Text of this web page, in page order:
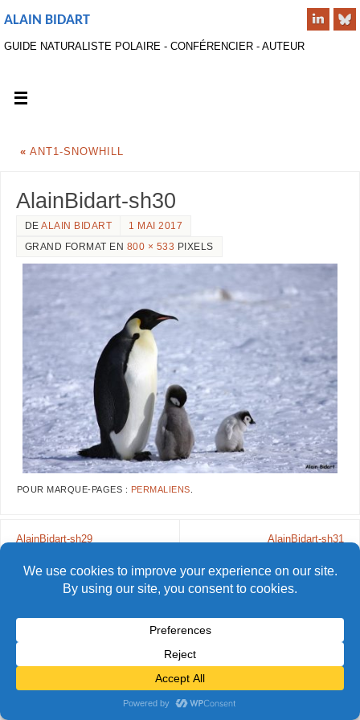
ALAIN BIDART
GUIDE NATURALISTE POLAIRE - CONFÉRENCIER - AUTEUR
« ANT1-SNOWHILL
AlainBidart-sh30
DEALAIN BIDART
1 MAI 2017
GRAND FORMAT EN 800 × 533 PIXELS
POUR MARQUE-PAGES : PERMALIENS
AlainBidart-sh29 AlainBidart-sh31